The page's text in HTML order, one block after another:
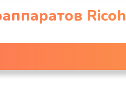
Ricoh